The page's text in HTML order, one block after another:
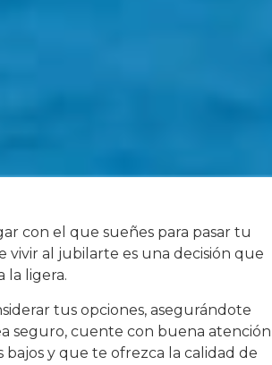
con el que sueñes para pasar tu
vivir al jubilarte es una decisión que
la ligera.
tus opciones, asegurándote
seguro, cuente con buena atención
bajos y que te ofrezca la calidad de